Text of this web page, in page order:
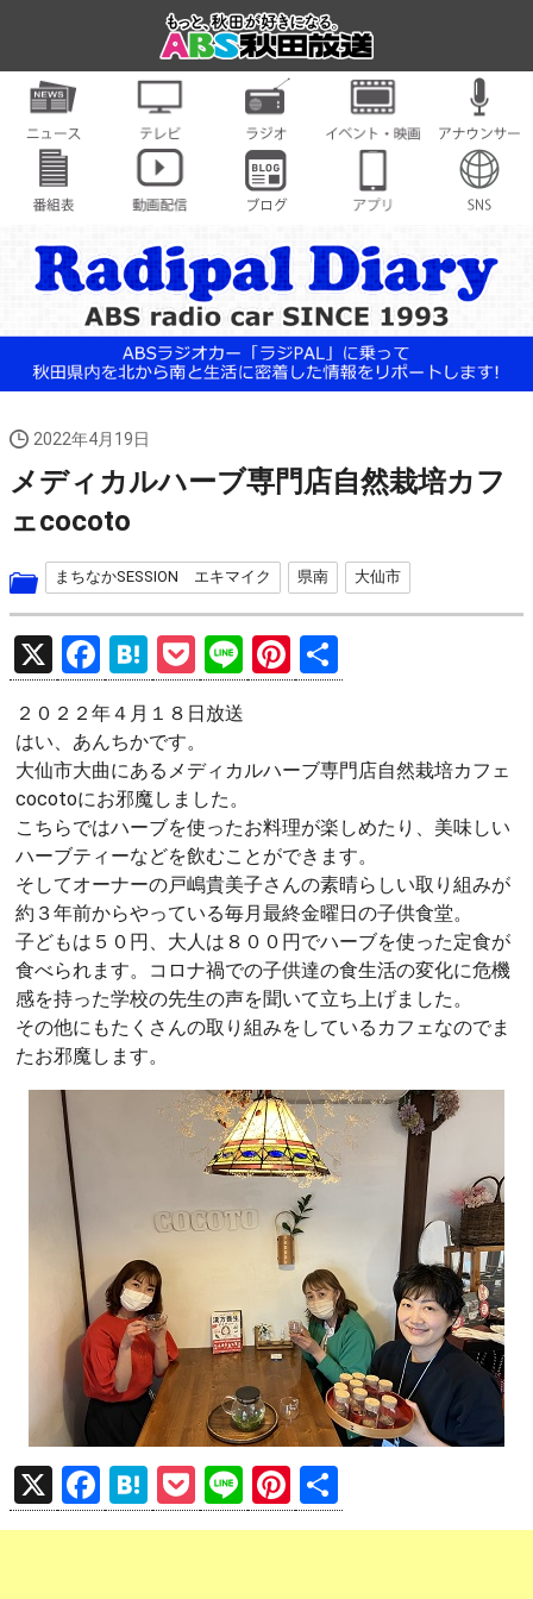
2022年4月19日
メディカルハーブ専門店自然栽培カフ
ェcocoto
まちなかSESSION エキマイク 県南 大仙市
X
F
a
ce
b
o
o
k
H
at
e
n
a
P
o
ck
et
Li
n
Pi
nt
es
t
有
２０２２年４月１８日放送
はい、あんちかです。
大仙市大曲にあるメディカルハーブ専門店自然栽培カフェ
cocotoにお邪魔しました。
こちらではハーブを使ったお料理が楽しめたり、美味しい
ハーブティーなどを飲むことができます。
そしてオーナーの戸嶋貴美子さんの素晴らしい取り組みが
約３年前からやっている毎月最終金曜日の子供食堂。
子どもは５０円、大人は８００円でハーブを使った定食が
食べられます。コロナ禍での子供達の食生活の変化に危機
感を持った学校の先生の声を聞いて立ち上げました。
その他にもたくさんの取り組みをしているカフェなのでま
たお邪魔します。
X
F
a
H
at
P
o
Li
n
Pi
nt 有